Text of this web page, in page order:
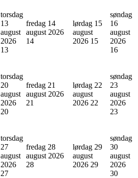
torsdag
13
august
2026
13
fredag 14
august 2026
14
lørdag 15
august
2026 15
søndag
16
august
2026
16
torsdag
20
august
2026
20
fredag 21
august 2026
21
lørdag 22
august
2026 22
søndag
23
august
2026
23
torsdag
27
august
2026
27
fredag 28
august 2026
28
lørdag 29
august
2026 29
søndag
30
august
2026
30